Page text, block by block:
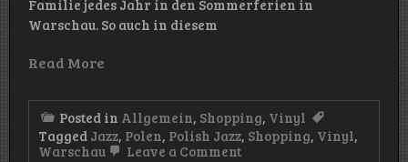
Familie jedes Jahr in den Sommerferien in
Warschau. So auch in diesem
Read More
Posted in Allgemein, Shopping, Vinyl
Tagged Jazz, Polen, Polish Jazz, Shopping, Vinyl,
Warschau
Leave a Commenton